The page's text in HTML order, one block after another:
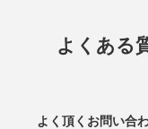
よくある
よく頂くお問い合